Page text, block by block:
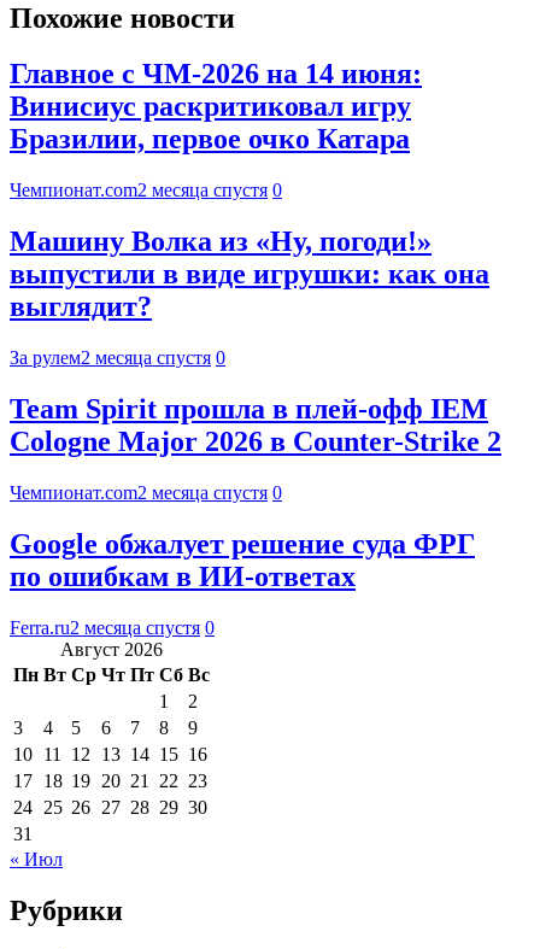
Похожие новости
Главное с ЧМ-2026 на 14 июня:
Винисиус раскритиковал игру
Бразилии, первое очко Катара
Чемпионат.com2 месяца спустя 0
Машину Волка из «Ну, погоди!»
выпустили в виде игрушки: как она
выглядит?
За рулем2 месяца спустя 0
Team Spirit прошла в плей-офф IEM
Cologne Major 2026 в Counter-Strike 2
Чемпионат.com2 месяца спустя 0
Google обжалует решение суда ФРГ
по ошибкам в ИИ-ответах
Ferra.ru2 месяца спустя 0
Август 2026
Пн Вт Ср Чт Пт Сб Вс
1
2
3
4 5 6 7 8
9
10 11 12 13 14 15 16
17 18 19 20 21 22 23
24 25 26 27 28 29 30
31
« Июл
Рубрики